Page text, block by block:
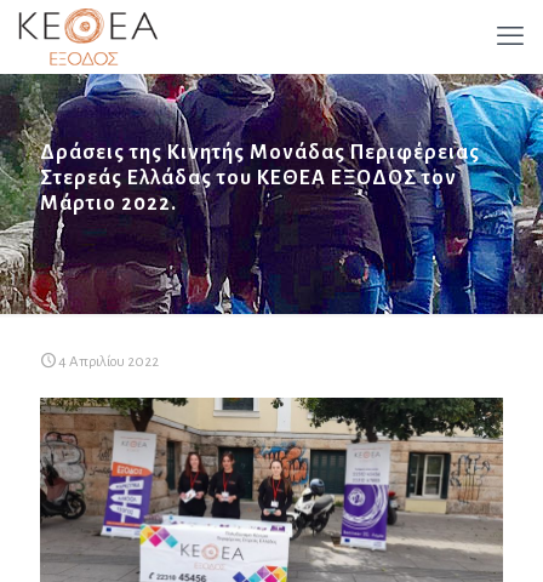
Δράσεις της Κινητής Μονάδας Περιφέρειας
Στερεάς Ελλάδας του ΚΕΘΕΑ ΕΞΟΔΟΣ τον
Μάρτιο 2022.
4 Απριλίου 2022